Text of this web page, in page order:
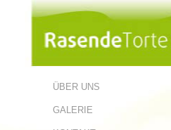
ÜBER UNS
GALERIE